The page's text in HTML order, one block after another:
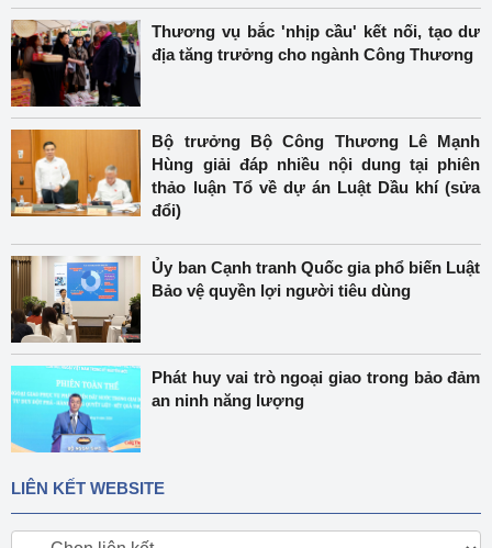
Thương vụ bắc 'nhịp cầu' kết nối, tạo dư
địa tăng trưởng cho ngành Công Thương
Bộ trưởng Bộ Công Thương Lê Mạnh
Hùng giải đáp nhiều nội dung tại phiên
thảo luận Tổ về dự án Luật Dầu khí (sửa
đổi)
Ủy ban Cạnh tranh Quốc gia phổ biến Luật
Bảo vệ quyền lợi người tiêu dùng
Phát huy vai trò ngoại giao trong bảo đảm
an ninh năng lượng
LIÊN KẾT WEBSITE